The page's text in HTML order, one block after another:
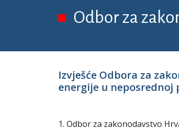
Odbor za
Izvješće Odbora za
energije u neposrednoj
1. Odbor za zakonodavstvo